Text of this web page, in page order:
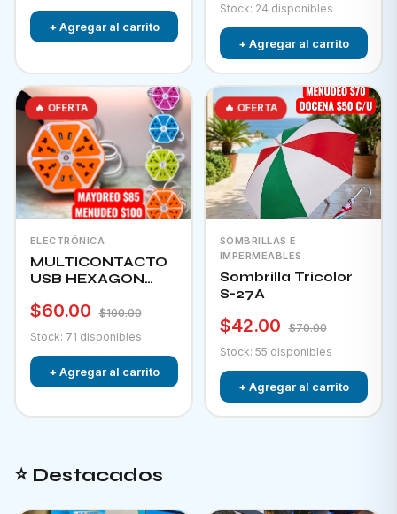
+ Agregar al carrito
Stock: 24 disponibles
+ Agregar al carrito
🔥 OFERTA
ELECTRÓNICA
MULTICONTACTO
USB HEXAGON
$60.00
$100.00
Stock: 71 disponibles
+ Agregar al carrito
🔥 OFERTA
SOMBRILLAS E
IMPERMEABLES
Sombrilla Tricolor
S-27A
$42.00
$70.00
Stock: 55 disponibles
+ Agregar al carrito
⭐ Destacados